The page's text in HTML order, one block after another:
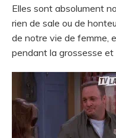
Elles sont absolument
rien de sale ou de
de notre vie de femme,
pendant la grossesse et